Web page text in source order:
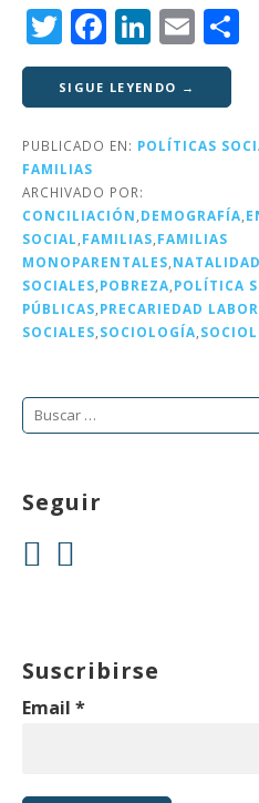
T
w
it
te
r
F
a
c
e
o
o
k
Li
n
k
e
n
E
m
ai
l p
ir
SIGUE LEYENDO →
PUBLICADO EN: POLÍTICAS
FAMILIAS
ARCHIVADO POR:
CONCILIACIÓN DEMOGRAFÍA
SOCIAL FAMILIAS FAMILIAS
MONOPARENTALES NATALIDAD
SOCIALES POBREZA POLÍTICA
PÚBLICAS PRECARIEDAD
SOCIALES SOCIOLOGÍA
Buscar:
Seguir
Suscribirse
Email *